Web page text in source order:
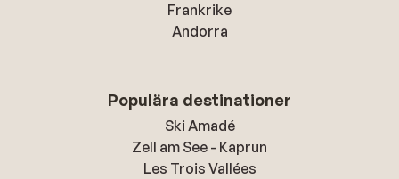
Frankrike
Andorra
Populära destinationer
Ski Amadé
Zell am See - Kaprun
Les Trois Vallées